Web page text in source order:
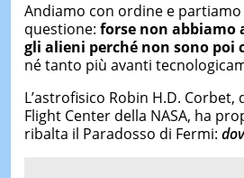
Andiamo con ordine e
questione: forse non
gli alieni perché non sono poi
né tanto più avanti
L’astrofisico Robin H.D. Corbet,
Flight Center della NASA, ha
ribalta il Paradosso di Fermi: